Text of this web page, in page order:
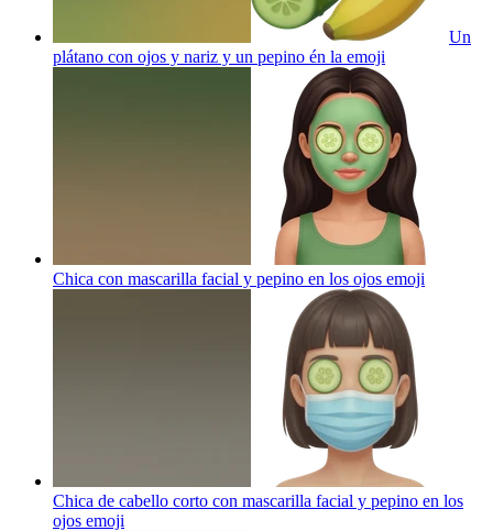
Un
plátano con ojos y nariz y un pepino én la emoji
Chica con mascarilla facial y pepino en los ojos emoji
Chica de cabello corto con mascarilla facial y pepino en los
ojos emoji